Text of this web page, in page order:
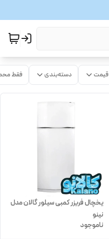
قیمت دسته‌بندی فقط
یخچال فریزر کمبی سیلور گالان مدل
نینو
ناموجود